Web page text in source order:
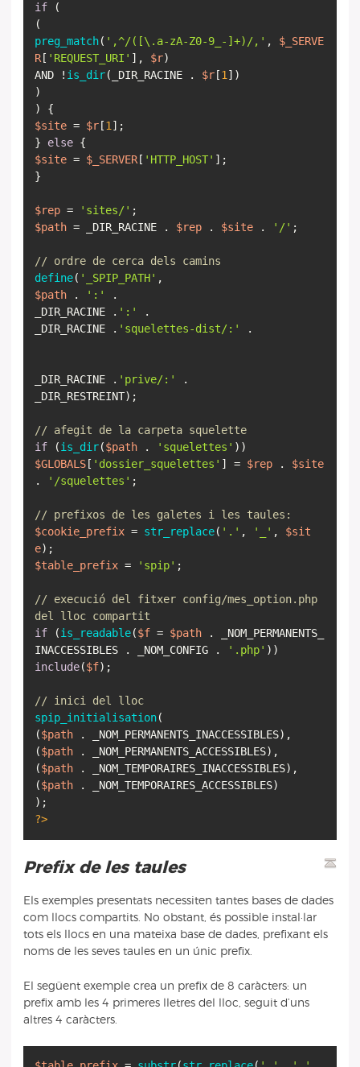
if (
preg_match( ',^/([\.a-zA-Z0-9_-]+)/,' , $_SERVE
R [ 'REQUEST_URI' ], $r)
AND ! is_dir(_DIR_RACINE . $r [1 ])
)
$site = $r [1 ];
} else
$site = $_SERVER [ 'HTTP_HOST' ];
}
$rep = 'sites/'
$path = _DIR_RACINE . $rep . $site . '/' ;
// ordre de cerca dels camins
define( '_SPIP_PATH'
$path . ':'
.
_DIR_RACINE . ':'
.
_DIR_RACINE . 'squelettes-dist/:' .
_DIR_RACINE . 'prive/:'
.
_DIR_RESTREINT);
// afegit de la carpeta squelette
if (is_dir($path . 'squelettes'
$GLOBALS [ 'dossier_squelettes' ] = $rep . $site
.
'/squelettes' ;
// prefixos de les galetes i les taules:
$cookie_prefix = str_replace( '.' , '_' , $sit
e
$table_prefix = 'spip' ;
// execució del fitxer config/mes_option.php
del lloc compartit
if (is_readable($f = $path . _NOM_PERMANENTS_
INACCESSIBLES . _NOM_CONFIG .
'.php'
include($f);
// inici del lloc
spip_initialisation(
($path . _NOM_PERMANENTS_INACCESSIBLES),
($path . _NOM_PERMANENTS_ACCESSIBLES),
($path . _NOM_TEMPORAIRES_INACCESSIBLES),
($path . _NOM_TEMPORAIRES_ACCESSIBLES)
?>
Prefix de les taules
Els exemples presentats necessiten tantes bases de dades
com llocs compartits. No obstant, és possible instal·lar
tots els llocs en una mateixa base de dades, prefixant els
noms de les seves taules en un únic prefix.
El següent exemple crea un prefix de 8 caràcters: un
prefix amb les 4 primeres lletres del lloc, seguit d’uns
altres 4 caràcters.